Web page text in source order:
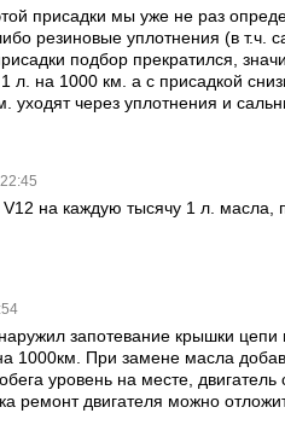
присадки мы уже не раз
резиновые уплотнения (в т.ч.
подбор прекратился,
л. на 1000 км. а с присадкой
уходят через уплотнения и
на каждую тысячу 1 л. масла,
запотевание крышки
1000км. При замене масла
уровень на месте, двигатель
ремонт двигателя можно